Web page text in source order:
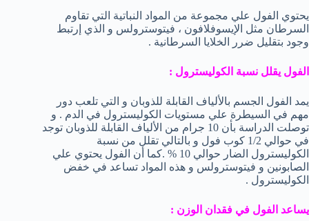
يحتوي الفول علي مجموعة من المواد النباتية التي تقاوم
السرطان مثل الإيسوفلافون ، فيتوسترولس و الذي إرتبط
وجود بتقليل ضرر الخلايا السرطانية .
الفول يقلل نسبة الكوليسترول :
يمد الفول الجسم بالألياف القابلة للذوبان و التي تلعب دور
مهم في السيطرة علي مستويات الكوليسترول في الدم . و
توصلت الدراسة بأن 10 جرام من الألياف القابلة للذوبان توجد
في حوالي 1/2 كوب فول و بالتالي تقلل من نسبة
الكوليسترول الضار حوالي 10 % .كما أن الفول يحتوي علي
الصابونين و فيتوسترولس و هذه المواد تساعد في خفض
الكوليسترول .
يساعد الفول في فقدان الوزن :